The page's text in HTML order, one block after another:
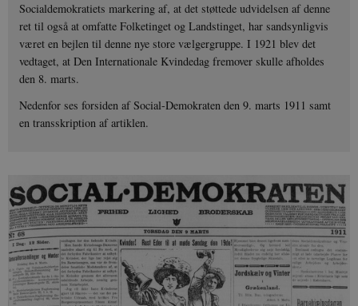
Socialdemokratiets markering af, at det støttede udvidelsen af denne
ret til også at omfatte Folketinget og Landstinget, har sandsynligvis
været en bejlen til denne nye store vælgergruppe. I 1921 blev det
vedtaget, at Den Internationale Kvindedag fremover skulle afholdes
den 8. marts.
Nedenfor ses forsiden af Social-Demokraten den 9. marts 1911 samt
en transskription af artiklen.